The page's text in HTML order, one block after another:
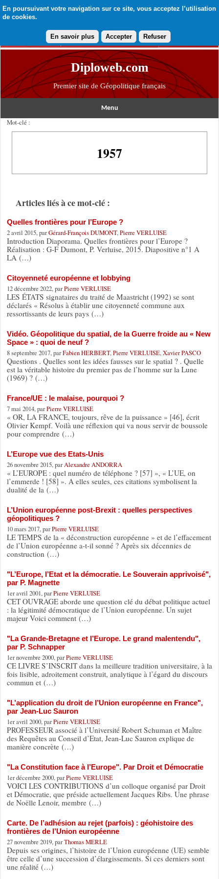
En poursuivant votre navigation sur ce site, vous acceptez l’utilisation
de cookies.
En savoir plus Accepter Refuser
Diploweb.com
Premier site de Géopolitique français
Menu
Mot-clé :
1957
Articles liés à ce mot-clé :
Quelles frontières pour l’Europe ?
2 avril 2015, parGérard-François DUMONT, Pierre VERLUISE
Introduction Diaporama. Quelles frontières pour l’Europe ?
Réalisation : G-F Dumont, P. Verluise, 2015. Diapositive n°1 A
LA (…)
Citoyenneté européenne et lobbying
12 décembre 2022, parPierre VERLUISE
LES ÉTATS signataires du traité de Maastricht (1992) se sont
déclarés « Résolus à établir une citoyenneté commune aux
ressortissants de leurs pays (…)
Vidéo. Géopolitique du spatial, de la Guerre froide au « New
Space » : quoi de neuf ?
8 septembre 2017, parFabien HERBERT, Pierre VERLUISE, Xavier PASCO
Questions . Quelles sont les idées fausses sur le spatial ? . Quelle
est la véritable histoire du premier pas de l’homme sur la Lune
(1969) ? (…)
France/UE : le malaise, pourquoi ?
7 mai 2014, parPierre VERLUISE
« OR, LA FRANCE, toujours, rêve de la puissance » [46], écrit
Olivier Kempf. Voilà une réflexion qui va nous servir de boussole
pour comprendre (…)
L’Europe vue des Etats-Unis
26 novembre 2015, parAlexandre ANDORRA
« L’EUROPE : quel numéro de téléphone ? [57] », « L’UE, on
l’emmerde ! [58] ». A elles seules, ces citations symbolisent la
dualité de la (…)
L’Union européenne post-Brexit : quelles perspectives
géopolitiques ?
10 mars 2017, parPierre VERLUISE
LE TEMPS de la « déconstruction européenne » et de l’effacement
de l’Union européenne a-t-il sonné ? Après six décennies de
construction (…)
"L’Europe, l’Etat et la démocratie. Le Souverain apprivoisé",
par P. Magnette
1er avril 2001, parPierre VERLUISE
CET OUVRAGE aborde une question clé du débat politique actuel
: la légitimité démocratique de l’Union européenne. Un sujet
majeur Voici comment (…)
"La Grande-Bretagne et l’Europe. Le grand malentendu",
par P. Schnapper
1er novembre 2000, parPierre VERLUISE
CE LIVRE S’INSCRIT dans la meilleure tradition universitaire, à la
fois lisible, adroitement construit, analytique à l’égard du discours
commun et (…)
"L’application du droit de l’Union européenne en France",
par Jean-Luc Sauron
1er avril 2000, parPierre VERLUISE
PROFESSEUR associé à l’Université Robert Schuman et Maître
des Requêtes au Conseil d’Etat, Jean-Luc Sauron explique de
manière concrète (…)
"La Constitution face à l’Europe". Par Droit et Démocratie
1er décembre 2000, parPierre VERLUISE
VOICI LES CONTRIBUTIONS d’un colloque organisé par Droit
et Démocratie, que préside actuellement Jacques Ribs. Une phrase
de Noëlle Lenoir, membre (…)
Carte. De l’adhésion au rejet (parfois) : géohistoire des
frontières de l’Union européenne
27 novembre 2019, parThomas MERLE
Depuis ses origines, l’histoire de l’Union européenne (UE) semble
être celle d’une succession d’élargissements. Si ces derniers sont
une réalité (…)